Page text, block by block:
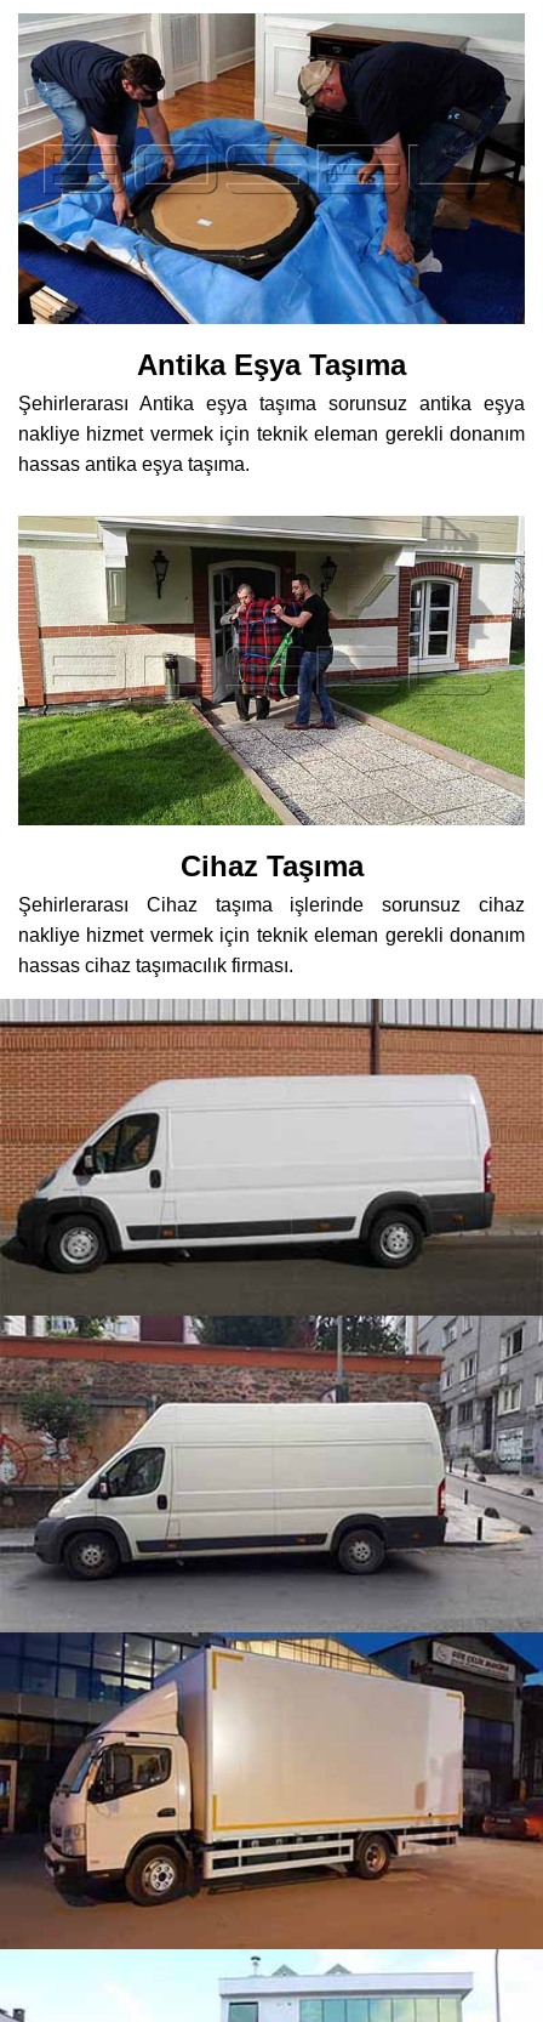
Antika Eşya Taşıma
Şehirlerarası Antika eşya taşıma sorunsuz antika eşya
nakliye hizmet vermek için teknik eleman gerekli donanım
hassas antika eşya taşıma.
Cihaz Taşıma
Şehirlerarası Cihaz taşıma işlerinde sorunsuz cihaz
nakliye hizmet vermek için teknik eleman gerekli donanım
hassas cihaz taşımacılık firması.